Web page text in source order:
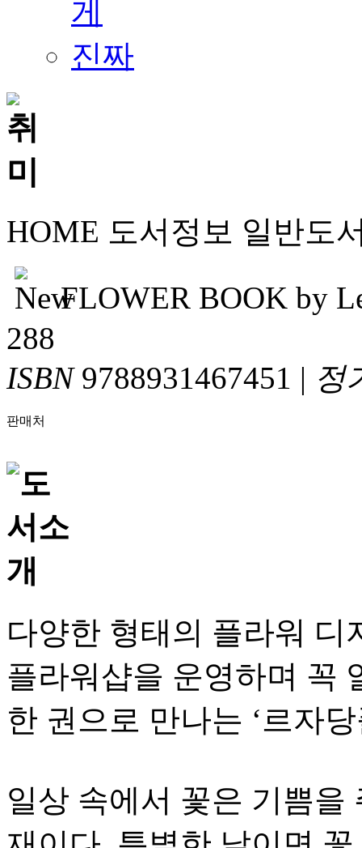
HOME 도서정보 일반도
FLOWER BOOK by
288
ISBN9788931467451 | 정
판매처
다양한 형태의 플라워 디
플라워샵을 운영하며 꼭
한 권으로 만나는 ‘르자
일상 속에서 꽃은 기쁨을